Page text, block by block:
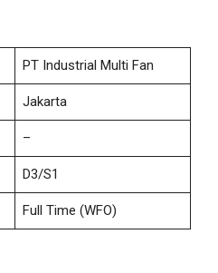
PT Industrial Multi Fan
Jakarta
–
D3/S1
Full Time (WFO)